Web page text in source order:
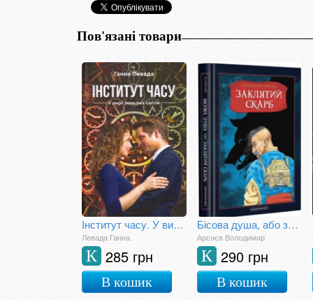
Пов'язані товари
Інститут часу. У вирі зниклих світів
Левада Ганна
285 грн
К
В кошик
Бісова душа, або заклятий скарб
Арєнєв Володимир
290 грн
К
В кошик